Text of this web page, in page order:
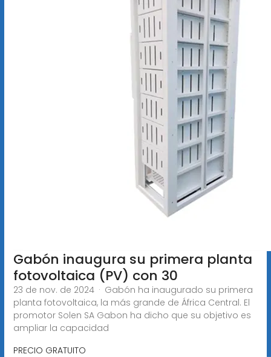
Gabón inaugura su primera planta
fotovoltaica (PV) con 30
23 de nov. de 2024 · Gabón ha inaugurado su primera
planta fotovoltaica, la más grande de África Central. El
promotor Solen SA Gabon ha dicho que su objetivo es
ampliar la capacidad
PRECIO GRATUITO